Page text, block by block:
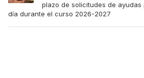
plazo de solicitudes de
día durante el curso 2026-2027